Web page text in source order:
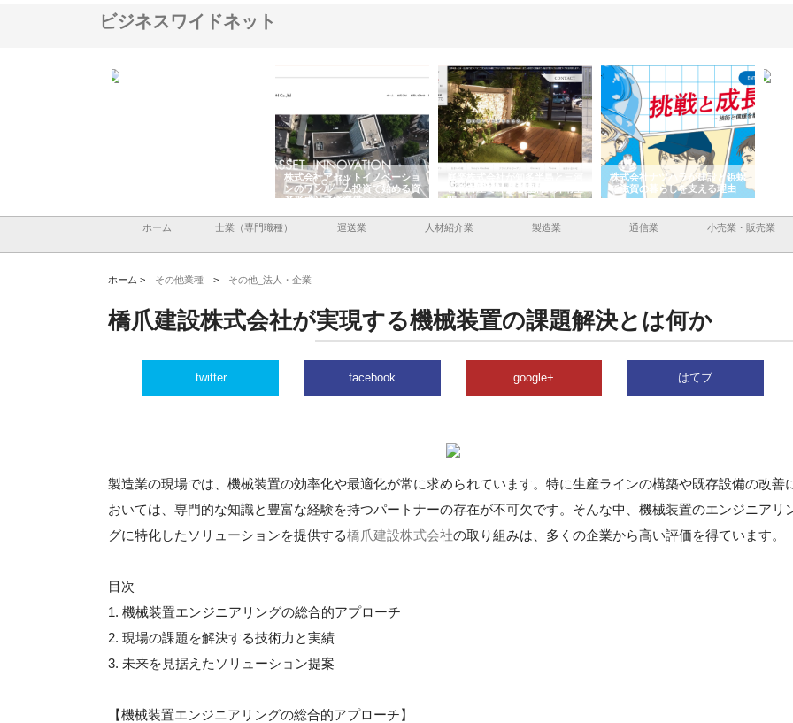
ビジネスワイドネット
株式会社アセットイノベーショ
ンのワンルーム投資で始める資
産形成と老後準備
と名古屋で叶える理想の外構空
間
株式会社ナツハラが建設と鋲螺
で滋賀の暮らしを支える理由
ホーム 士業（専門職種） 運送業 人材紹介業 製造業 通信業 小売業・販売業
ホーム > その他業種 > その他_法人・企業
橋爪建設株式会社が実現する機械装置の課題解決とは何か
twitter facebook google+ はてブ
製造業の現場では、機械装置の効率化や最適化が常に求められています。特に生産ラインの構築や既存設備の改善
おいては、専門的な知識と豊富な経験を持つパートナーの存在が不可欠です。そんな中、機械装置のエンジニアリ
グに特化したソリューションを提供する橋爪建設株式会社の取り組みは、多くの企業から高い評価を得ています。
目次
1. 機械装置エンジニアリングの総合的アプローチ
2. 現場の課題を解決する技術力と実績
3. 未来を見据えたソリューション提案
【機械装置エンジニアリングの総合的アプローチ】